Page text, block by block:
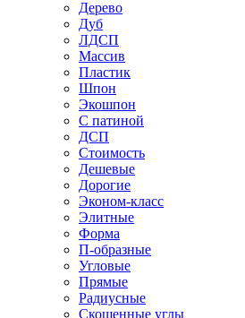
Дерево
Дуб
ЛДСП
Массив
Пластик
Шпон
Экошпон
С патиной
ДСП
Стоимость
Дешевые
Дорогие
Эконом-класс
Элитные
Форма
П-образные
Угловые
Прямые
Радиусные
Скошенные углы